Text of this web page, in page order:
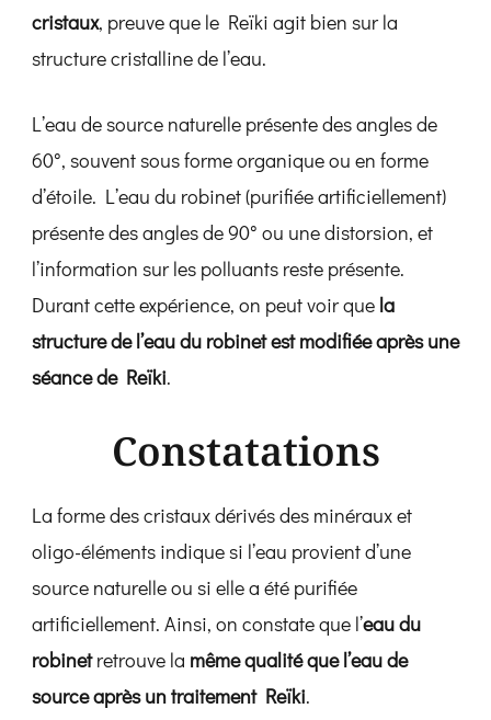
cristaux, preuve que le Reïki agit bien sur la
structure cristalline de l’eau.
L’eau de source naturelle présente des angles de
60°, souvent sous forme organique ou en forme
d’étoile. L’eau du robinet (purifiée artificiellement)
présente des angles de 90° ou une distorsion, et
l’information sur les polluants reste présente.
Durant cette expérience, on peut voir que la
structure de l’eau du robinet est modifiée après une
séance de Reïki.
Constatations
La forme des cristaux dérivés des minéraux et
oligo-éléments indique si l’eau provient d’une
source naturelle ou si elle a été purifiée
artificiellement. Ainsi, on constate que l’eau du
robinetretrouve la même qualité que l’eau de
source après un traitement Reïki.